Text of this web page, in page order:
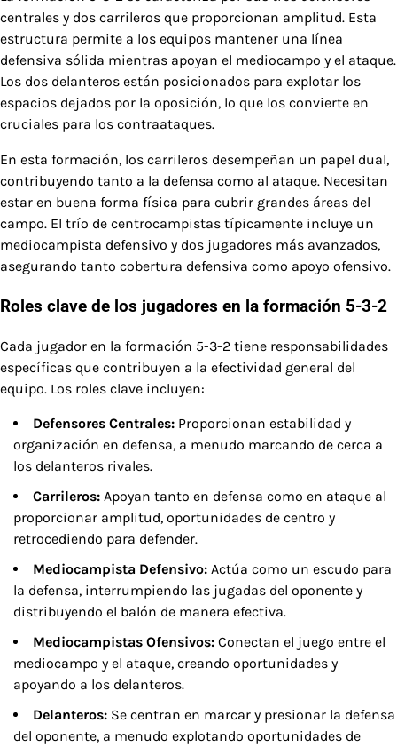
centrales y dos carrileros que proporcionan amplitud. Esta
estructura permite a los equipos mantener una línea
defensiva sólida mientras apoyan el mediocampo y el ataque.
Los dos delanteros están posicionados para explotar los
espacios dejados por la oposición, lo que los convierte en
cruciales para los contraataques.
En esta formación, los carrileros desempeñan un papel dual,
contribuyendo tanto a la defensa como al ataque. Necesitan
estar en buena forma física para cubrir grandes áreas del
campo. El trío de centrocampistas típicamente incluye un
mediocampista defensivo y dos jugadores más avanzados,
asegurando tanto cobertura defensiva como apoyo ofensivo.
Roles clave de los jugadores en la formación 5-3-2
Cada jugador en la formación 5-3-2 tiene responsabilidades
específicas que contribuyen a la efectividad general del
equipo. Los roles clave incluyen:
Defensores Centrales: Proporcionan estabilidad y
organización en defensa, a menudo marcando de cerca a
los delanteros rivales.
Carrileros: Apoyan tanto en defensa como en ataque al
proporcionar amplitud, oportunidades de centro y
retrocediendo para defender.
Mediocampista Defensivo: Actúa como un escudo para
la defensa, interrumpiendo las jugadas del oponente y
distribuyendo el balón de manera efectiva.
Mediocampistas Ofensivos: Conectan el juego entre el
mediocampo y el ataque, creando oportunidades y
apoyando a los delanteros.
Delanteros: Se centran en marcar y presionar la defensa
del oponente, a menudo explotando oportunidades de